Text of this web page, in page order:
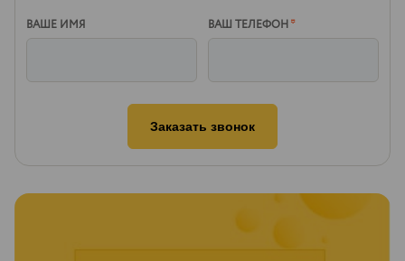
ВАШЕ ИМЯ ВАШ ТЕЛЕФОН*
Заказать звонок